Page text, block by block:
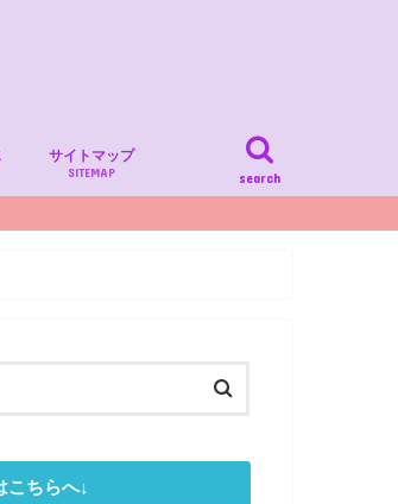
search
サイトマップ
SITEMAP
こちらへ↓